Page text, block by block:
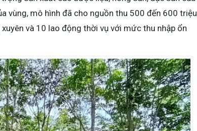
vùng, mô hình đã cho nguồn thu 500 đến 600 triệu
và 10 lao động thời vụ với mức thu nhập ổn